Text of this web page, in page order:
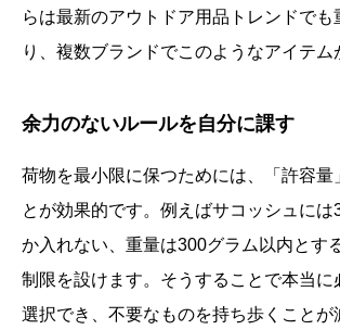
らは最新のアウトドア用品トレンドでも
り、複数ブランドでこのようなアイテム
余力のないルールを自分に課す
荷物を最小限に保つためには、「許容量
とが効果的です。例えばサコッシュには
か入れない、重量は300グラム以内とす
制限を設けます。そうすることで本当に
選択でき、不要なものを持ち歩くことが